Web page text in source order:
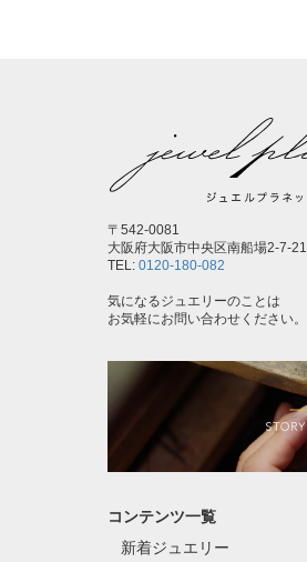
〒542-0081
大阪府大阪市中央区南船場2-7-21
TEL: 0120-180-082
気になるジュエリーのことは
お気軽にお問い合わせください。
コンテンツ一覧
新着ジュエリー